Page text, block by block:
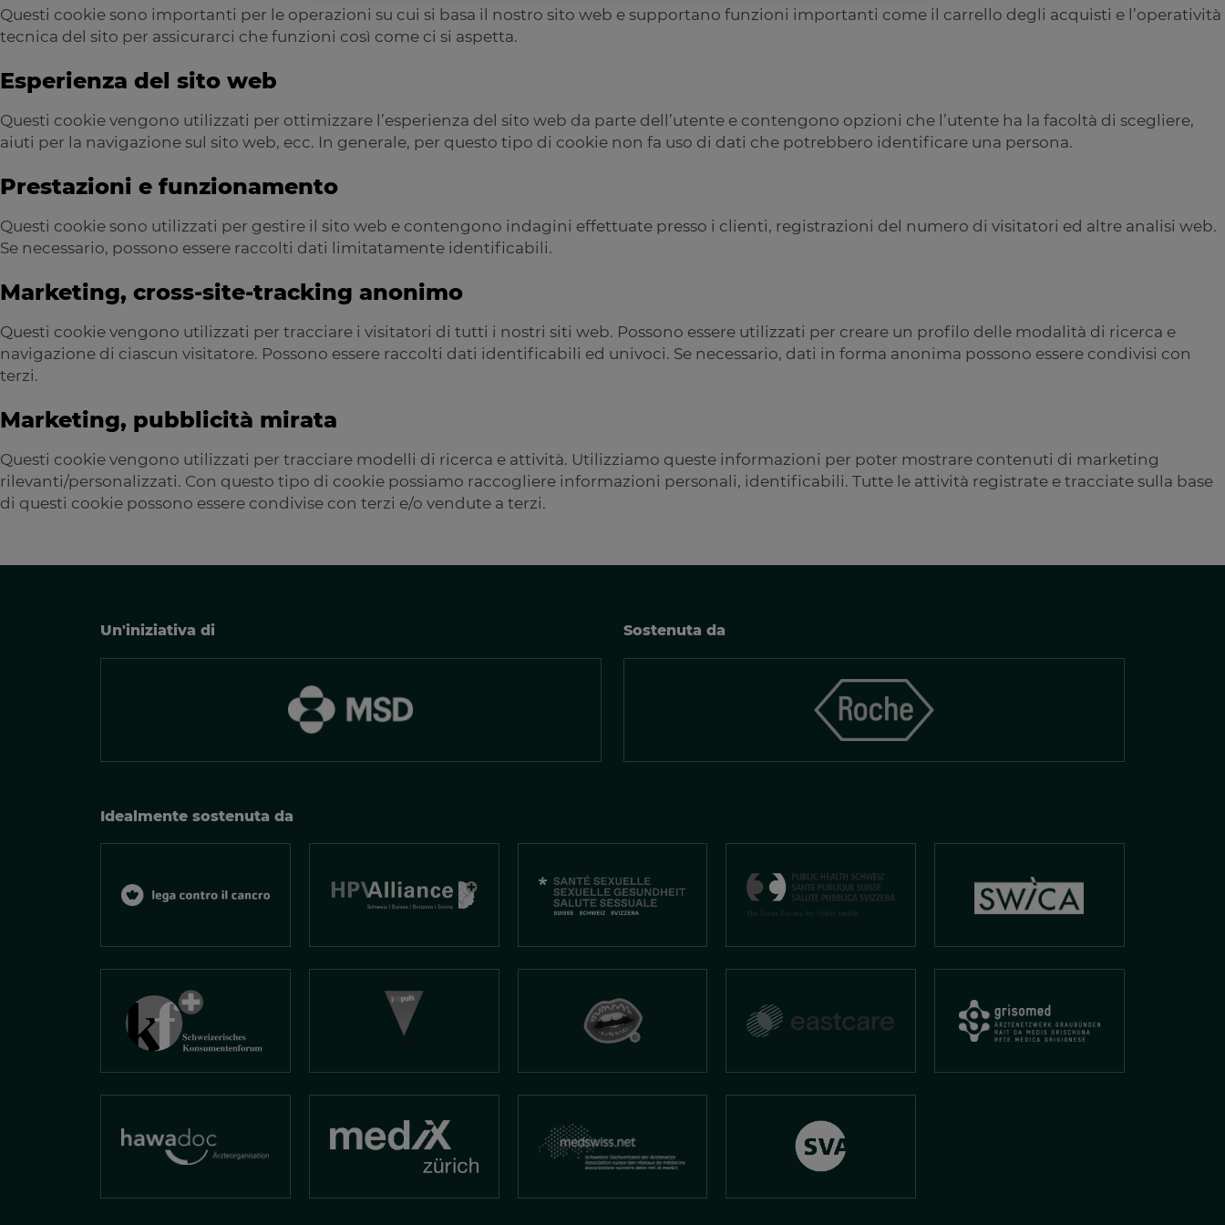
Questi cookie sono importanti per le operazioni su cui si basa il nostro sito web e supportano funzioni importanti come il carrello degli acquisti e l’operatività
tecnica del sito per assicurarci che funzioni così come ci si aspetta.
Esperienza del sito web
Questi cookie vengono utilizzati per ottimizzare l’esperienza del sito web da parte dell’utente e contengono opzioni che l’utente ha la facoltà di scegliere,
aiuti per la navigazione sul sito web, ecc. In generale, per questo tipo di cookie non fa uso di dati che potrebbero identificare una persona.
Prestazioni e funzionamento
Questi cookie sono utilizzati per gestire il sito web e contengono indagini effettuate presso i clienti, registrazioni del numero di visitatori ed altre analisi web.
Se necessario, possono essere raccolti dati limitatamente identificabili.
Marketing, cross-site-tracking anonimo
Questi cookie vengono utilizzati per tracciare i visitatori di tutti i nostri siti web. Possono essere utilizzati per creare un profilo delle modalità di ricerca e
navigazione di ciascun visitatore. Possono essere raccolti dati identificabili ed univoci. Se necessario, dati in forma anonima possono essere condivisi con
terzi.
Marketing, pubblicità mirata
Questi cookie vengono utilizzati per tracciare modelli di ricerca e attività. Utilizziamo queste informazioni per poter mostrare contenuti di marketing
rilevanti/personalizzati. Con questo tipo di cookie possiamo raccogliere informazioni personali, identificabili. Tutte le attività registrate e tracciate sulla base
di questi cookie possono essere condivise con terzi e/o vendute a terzi.
Un'iniziativa di Sostenuta da
Idealmente sostenuta da